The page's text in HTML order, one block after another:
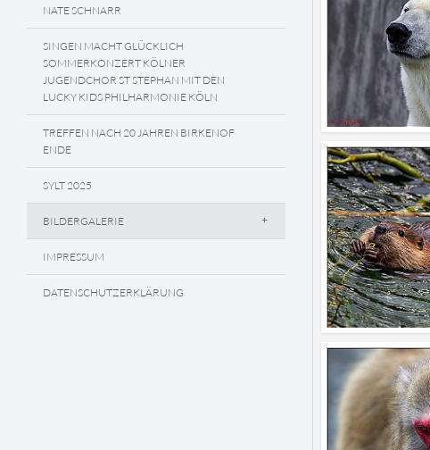
NATE SCHNARR
SINGEN MACHT GLÜCKLICH
SOMMERKONZERT KÖLNER
JUGENDCHOR ST STEPHAN MIT DEN
LUCKY KIDS PHILHARMONIE KÖLN
TREFFEN NACH 20 JAHREN BIRKENOF
ENDE
SYLT 2025
BILDERGALERIE
IMPRESSUM
DATENSCHUTZERKLÄRUNG